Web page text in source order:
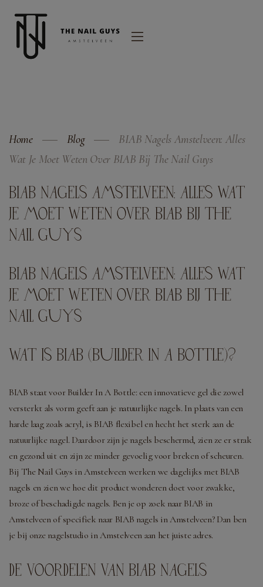
Home Blog
BIAB Nagels Amstelveen: Alles
Wat Je Moet Weten Over BIAB Bij The Nail Guys
BIAB NAGELS AMSTELVEEN: ALLES WAT
JE MOET WETEN OVER BIAB BIJ THE
NAIL GUYS
BIAB NAGELS AMSTELVEEN: ALLES WAT
JE MOET WETEN OVER BIAB BIJ THE
NAIL GUYS
WAT IS BIAB (BUILDER IN A BOTTLE)?
BIAB staat voor Builder In A Bottle: een innovatieve gel die zowel
versterkt als vorm geeft aan je natuurlijke nagels. In plaats van een
harde laag zoals acryl, is BIAB flexibel en hecht het sterk aan de
natuurlijke nagel. Daardoor zijn je nagels beschermd, zien ze er strak
en gezond uit en zijn ze minder gevoelig voor breken of scheuren.
Bij The Nail Guys in Amstelveen werken we dagelijks met BIAB
nagels en zien we hoe dit product wonderen doet voor zwakke,
broze of beschadigde nagels. Ben je op zoek naar BIAB in
Amstelveen of specifiek naar BIAB nagels in Amstelveen? Dan ben
je bij onze nagelstudio in Amstelveen aan het juiste adres.
DE VOORDELEN VAN BIAB NAGELS